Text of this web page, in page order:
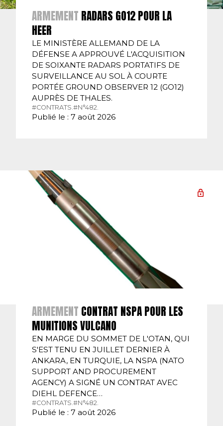
ARMEMENT RADARS GO12 POUR LA
HEER
LE MINISTÈRE ALLEMAND DE LA
DÉFENSE A APPROUVÉ L'ACQUISITION
DE SOIXANTE RADARS PORTATIFS DE
SURVEILLANCE AU SOL À COURTE
PORTÉE GROUND OBSERVER 12 (GO12)
AUPRÈS DE THALES.
#CONTRATS. #N°482.
Publié le : 7 août 2026
ARMEMENT CONTRAT NSPA POUR LES
MUNITIONS VULCANO
EN MARGE DU SOMMET DE L'OTAN, QUI
S'EST TENU EN JUILLET DERNIER À
ANKARA, EN TURQUIE, LA NSPA (NATO
SUPPORT AND PROCUREMENT
AGENCY) A SIGNÉ UN CONTRAT AVEC
DIEHL DEFENCE…
#CONTRATS. #N°482.
Publié le : 7 août 2026